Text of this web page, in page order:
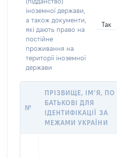
іноземної держави,
а також документи,
які дають право на
постійне
проживання на
території іноземної
держави
Так
№
ПРІЗВИЩЕ, ІМ’Я, ПО
БАТЬКОВІ ДЛЯ
ІДЕНТИФІКАЦІЇ ЗА
МЕЖАМИ УКРАЇНИ